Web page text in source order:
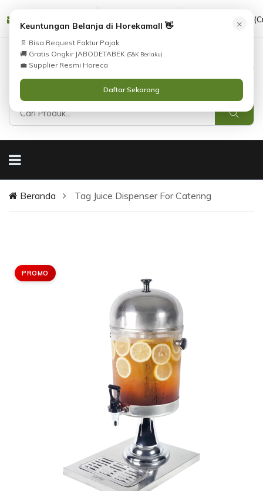
(021) 38783380 08551688000
Masuk
×
Keuntungan Belanja di Horekamall 👋
📄 Bisa Request Faktur Pajak
🚚 Gratis Ongkir JABODETABEK (S&K Berlaku)
💼 Supplier Resmi Horeca
Daftar Sekarang
Beranda Tag Juice Dispenser For Catering
PROMO
i Tidak Menemukan Produk yang Anda Cari?
Silahkan lihatKatalog
Hubungi Kami